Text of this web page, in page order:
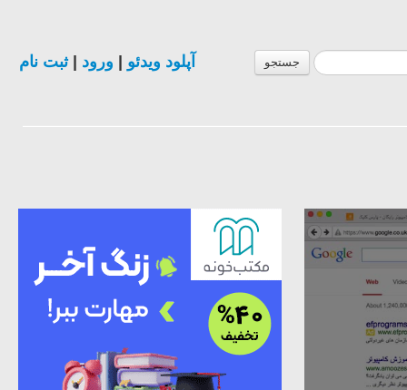
جستجو آپلود ویدئو ورود |ثبت نام